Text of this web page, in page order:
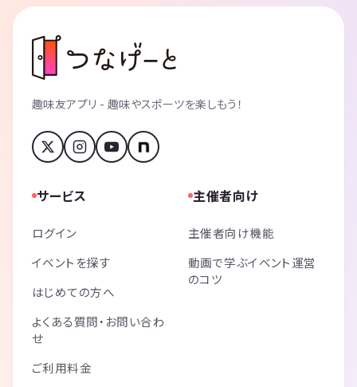
趣味友アプリ - 趣味やスポーツを楽しもう！
サービス
ログイン
イベントを探す
はじめての方へ
よくある質問・お問い合わ
せ
ご利用料金
主催者向け
主催者向け機能
動画で学ぶイベント運営
のコツ